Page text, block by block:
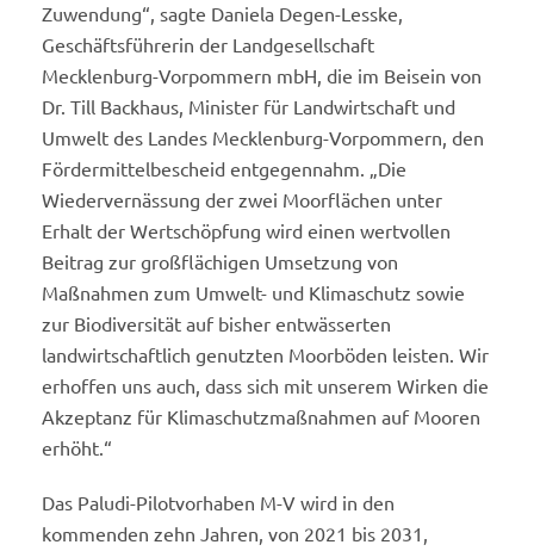
Zuwendung“, sagte Daniela Degen-Lesske,
Geschäftsführerin der Landgesellschaft
Mecklenburg-Vorpommern mbH, die im Beisein von
Dr. Till Backhaus, Minister für Landwirtschaft und
Umwelt des Landes Mecklenburg-Vorpommern, den
Fördermittelbescheid entgegennahm. „Die
Wiedervernässung der zwei Moorflächen unter
Erhalt der Wertschöpfung wird einen wertvollen
Beitrag zur großflächigen Umsetzung von
Maßnahmen zum Umwelt- und Klimaschutz sowie
zur Biodiversität auf bisher entwässerten
landwirtschaftlich genutzten Moorböden leisten. Wir
erhoffen uns auch, dass sich mit unserem Wirken die
Akzeptanz für Klimaschutzmaßnahmen auf Mooren
erhöht.“
Das Paludi-Pilotvorhaben M-V wird in den
kommenden zehn Jahren, von 2021 bis 2031,